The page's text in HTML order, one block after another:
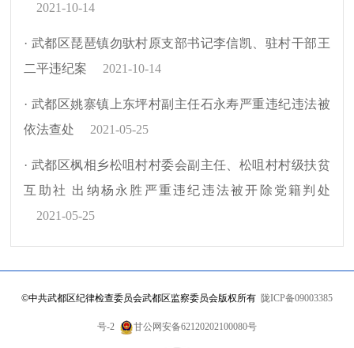
2021-10-14
· 武都区琵琶镇勿驮村原支部书记李信凯、驻村干部王
二平违纪案
2021-10-14
· 武都区姚寨镇上东坪村副主任石永寿严重违纪违法被
依法查处
2021-05-25
· 武都区枫相乡松咀村村委会副主任、松咀村村级扶贫
互助社 出纳杨永胜严重违纪违法被开除党籍判处
2021-05-25
©中共武都区纪律检查委员会武都区监察委员会版权所有 陇ICP备09003385
号-2 甘公网安备62120202100080号